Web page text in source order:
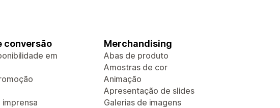
conversão
em
Merchandising
Abas de produto
Amostras de cor
Animação
Apresentação de slides
Galerias de imagens